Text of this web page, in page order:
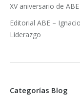
XV aniversario de ABE
Editorial ABE –
Liderazgo
Categorías Blog